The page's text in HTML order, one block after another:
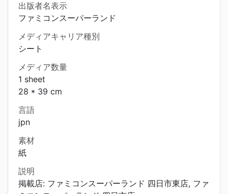
出版者名表示
ファミコンスーパーランド
メディアキャリア種別
シート
メディア数量
1 sheet
28 * 39 cm
言語
jpn
素材
紙
説明
掲載店: ファミコンスーパーランド 四日市東店, ファ